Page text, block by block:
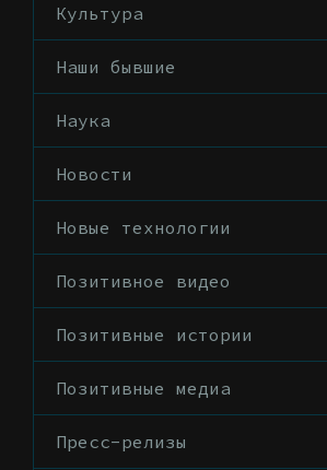
Культура
Наши бывшие
Наука
Новости
Новые технологии
Позитивное видео
Позитивные истории
Позитивные медиа
Пресс-релизы